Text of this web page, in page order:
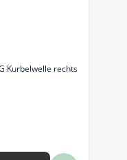
Kurbelwelle rechts